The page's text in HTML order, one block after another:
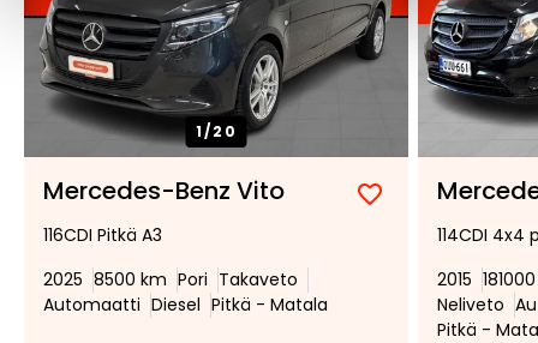
1/20
Mercedes-Benz Vito
Lisää
suosikiksi
Poista
suosikeista
116CDI Pitkä A3
2025 8500 km Pori Takaveto
Automaatti Diesel Pitkä - Matala
114CDI 4x4
2015
Neliveto
Pitkä -